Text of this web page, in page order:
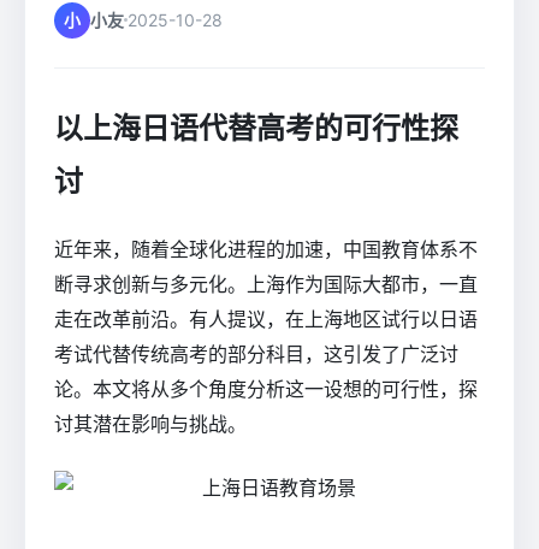
小 小友 2025-10-28
以上海日语代替高考的可行性探
讨
近年来，随着全球化进程的加速，中国教育体系不
断寻求创新与多元化。上海作为国际大都市，一直
走在改革前沿。有人提议，在上海地区试行以日语
考试代替传统高考的部分科目，这引发了广泛讨
论。本文将从多个角度分析这一设想的可行性，探
讨其潜在影响与挑战。